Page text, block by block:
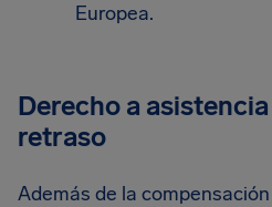
Europea.
Derecho a
retraso
Además de la